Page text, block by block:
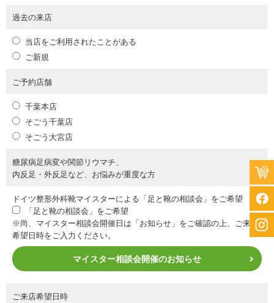
過去の来店
当店をご利用されたことがある
ご新規
ご予約店舗
千葉本店
そごう千葉店
そごう大宮店
糖尿病足病変や関節リウマチ、
内反足・外反足など、お悩みが重度な方
ドイツ整形外科靴マイスターによる「足と靴の相談会」をご希望
「足と靴の相談会」をご希望
※尚、マイスター相談会開催日は「お知らせ」をご確認の上、ご来店
希望日時をご入力ください。
マイスター相談会開催のお知らせ
ご来店希望日時